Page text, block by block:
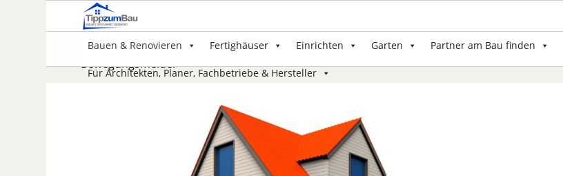
Bauen & Renovieren Fertighäuser Einrichten Garten Partner am Bau finden
Für Architekten, Planer, Fachbetriebe & Hersteller
Bewegungsmelder